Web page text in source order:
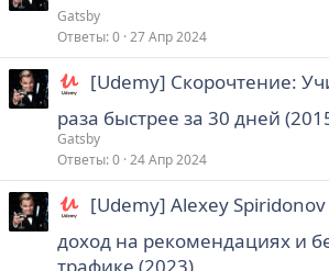
Gatsby
Ответы 0 27 Апр 2024
[Udemy] Скорочтение:
раза быстрее за 30 дней
Gatsby
Ответы 0 24 Апр 2024
[Udemy] Alexey
доход на рекомендациях и
трафике (2023)